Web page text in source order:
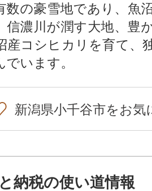
数の豪雪地であり、魚
信濃川が潤す大地、豊
産コシヒカリを育て、
います。
新潟県小千谷市をお気
納税の使い道情報